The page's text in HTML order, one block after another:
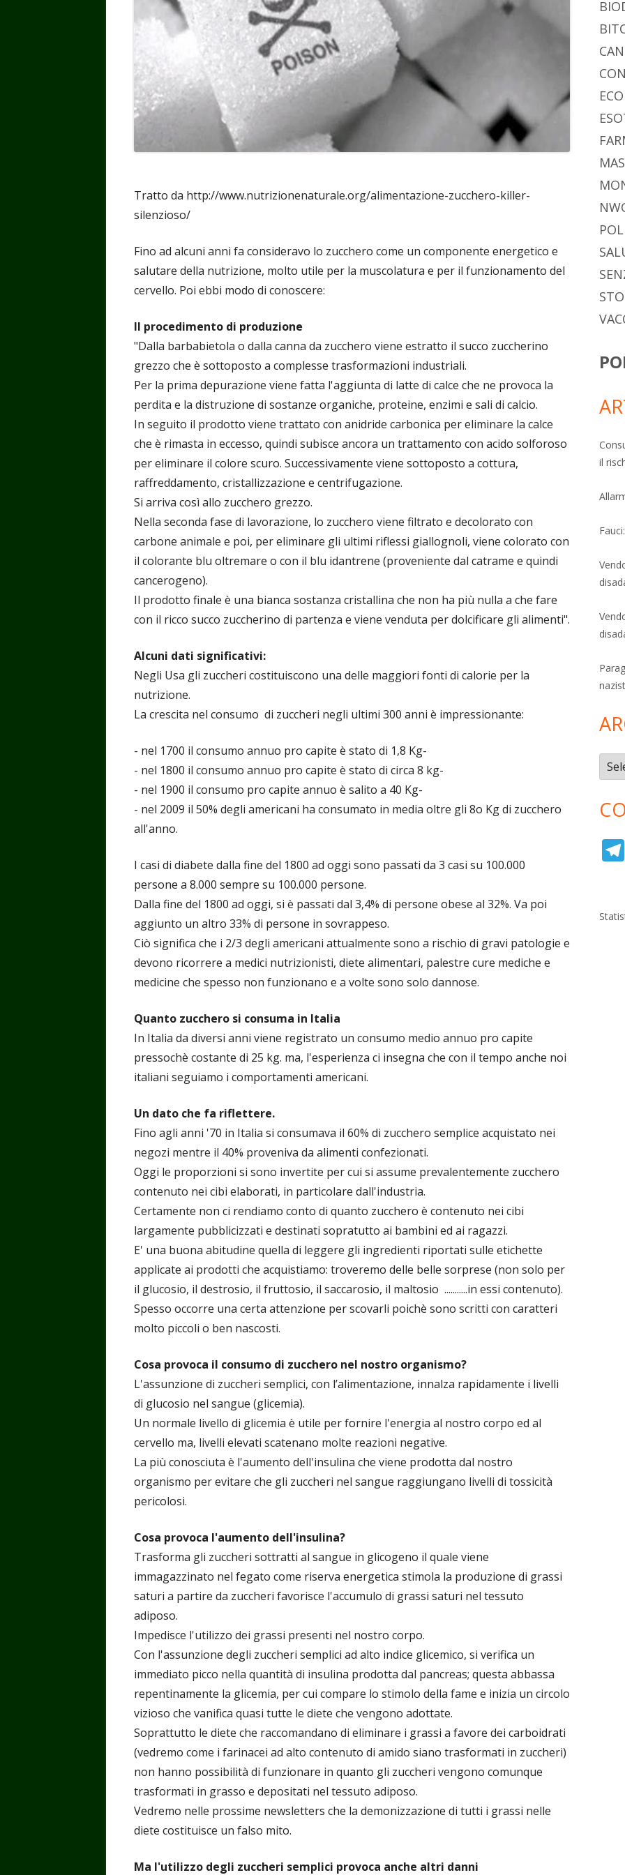
Tratto da http://www.nutrizionenaturale.org/alimentazione-zucchero-killer-
silenzioso/
Fino ad alcuni anni fa consideravo lo zucchero come un componente energetico e
salutare della nutrizione, molto utile per la muscolatura e per il funzionamento del
cervello. Poi ebbi modo di conoscere:
Il procedimento di produzione
"Dalla barbabietola o dalla canna da zucchero viene estratto il succo zuccherino
grezzo che è sottoposto a complesse trasformazioni industriali.
Per la prima depurazione viene fatta l'aggiunta di latte di calce che ne provoca la
perdita e la distruzione di sostanze organiche, proteine, enzimi e sali di calcio.
In seguito il prodotto viene trattato con anidride carbonica per eliminare la calce
che è rimasta in eccesso, quindi subisce ancora un trattamento con acido solforoso
per eliminare il colore scuro. Successivamente viene sottoposto a cottura,
raffreddamento, cristallizzazione e centrifugazione.
Si arriva così allo zucchero grezzo.
Nella seconda fase di lavorazione, lo zucchero viene filtrato e decolorato con
carbone animale e poi, per eliminare gli ultimi riflessi giallognoli, viene colorato con
il colorante blu oltremare o con il blu idantrene (proveniente dal catrame e quindi
cancerogeno).
Il prodotto finale è una bianca sostanza cristallina che non ha più nulla a che fare
con il ricco succo zuccherino di partenza e viene venduta per dolcificare gli alimenti".
Alcuni dati significativi:
Negli Usa gli zuccheri costituiscono una delle maggiori fonti di calorie per la
nutrizione.
La crescita nel consumo di zuccheri negli ultimi 300 anni è impressionante:
- nel 1700 il consumo annuo pro capite è stato di 1,8 Kg-
- nel 1800 il consumo annuo pro capite è stato di circa 8 kg-
- nel 1900 il consumo pro capite annuo è salito a 40 Kg-
- nel 2009 il 50% degli americani ha consumato in media oltre gli 8o Kg di zucchero
all'anno.
I casi di diabete dalla fine del 1800 ad oggi sono passati da 3 casi su 100.000
persone a 8.000 sempre su 100.000 persone.
Dalla fine del 1800 ad oggi, si è passati dal 3,4% di persone obese al 32%. Va poi
aggiunto un altro 33% di persone in sovrappeso.
Ciò significa che i 2/3 degli americani attualmente sono a rischio di gravi patologie e
devono ricorrere a medici nutrizionisti, diete alimentari, palestre cure mediche e
medicine che spesso non funzionano e a volte sono solo dannose.
Quanto zucchero si consuma in Italia
In Italia da diversi anni viene registrato un consumo medio annuo pro capite
pressochè costante di 25 kg. ma, l'esperienza ci insegna che con il tempo anche noi
italiani seguiamo i comportamenti americani.
Un dato che fa riflettere.
Fino agli anni '70 in Italia si consumava il 60% di zucchero semplice acquistato nei
negozi mentre il 40% proveniva da alimenti confezionati.
Oggi le proporzioni si sono invertite per cui si assume prevalentemente zucchero
contenuto nei cibi elaborati, in particolare dall'industria.
Certamente non ci rendiamo conto di quanto zucchero è contenuto nei cibi
largamente pubblicizzati e destinati sopratutto ai bambini ed ai ragazzi.
E' una buona abitudine quella di leggere gli ingredienti riportati sulle etichette
applicate ai prodotti che acquistiamo: troveremo delle belle sorprese (non solo per
il glucosio, il destrosio, il fruttosio, il saccarosio, il maltosio ...........in essi contenuto).
Spesso occorre una certa attenzione per scovarli poichè sono scritti con caratteri
molto piccoli o ben nascosti.
Cosa provoca il consumo di zucchero nel nostro organismo?
L'assunzione di zuccheri semplici, con l’alimentazione, innalza rapidamente i livelli
di glucosio nel sangue (glicemia).
Un normale livello di glicemia è utile per fornire l'energia al nostro corpo ed al
cervello ma, livelli elevati scatenano molte reazioni negative.
La più conosciuta è l'aumento dell'insulina che viene prodotta dal nostro
organismo per evitare che gli zuccheri nel sangue raggiungano livelli di tossicità
pericolosi.
Cosa provoca l'aumento dell'insulina?
Trasforma gli zuccheri sottratti al sangue in glicogeno il quale viene
immagazzinato nel fegato come riserva energetica stimola la produzione di grassi
saturi a partire da zuccheri favorisce l'accumulo di grassi saturi nel tessuto
adiposo.
Impedisce l'utilizzo dei grassi presenti nel nostro corpo.
Con l'assunzione degli zuccheri semplici ad alto indice glicemico, si verifica un
immediato picco nella quantità di insulina prodotta dal pancreas; questa abbassa
repentinamente la glicemia, per cui compare lo stimolo della fame e inizia un circolo
vizioso che vanifica quasi tutte le diete che vengono adottate.
Soprattutto le diete che raccomandano di eliminare i grassi a favore dei carboidrati
(vedremo come i farinacei ad alto contenuto di amido siano trasformati in zuccheri)
non hanno possibilità di funzionare in quanto gli zuccheri vengono comunque
trasformati in grasso e depositati nel tessuto adiposo.
Vedremo nelle prossime newsletters che la demonizzazione di tutti i grassi nelle
diete costituisce un falso mito.
Ma l'utilizzo degli zuccheri semplici provoca anche altri danni
il